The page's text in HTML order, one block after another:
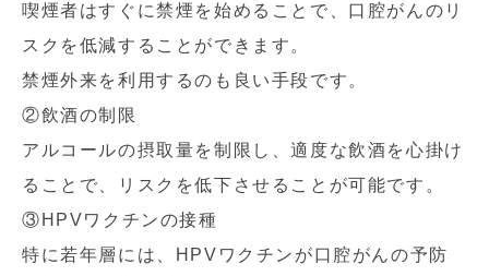
喫煙者はすぐに禁煙を始めることで、口腔がんのリ
スクを低減することができます。
禁煙外来を利用するのも良い手段です。
②飲酒の制限
アルコールの摂取量を制限し、適度な飲酒を心掛け
ることで、リスクを低下させることが可能です。
③HPVワクチンの接種
特に若年層には、HPVワクチンが口腔がんの予防